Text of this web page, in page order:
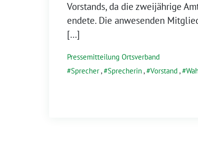
Vorstands, da die zweijährige
endete. Die anwesenden
[…]
Pressemitteilung Ortsverband
Sprecher, Sprecherin, Vorstand ,